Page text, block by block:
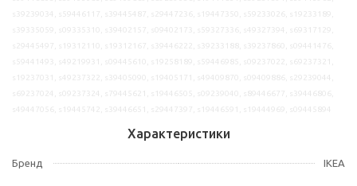
Характеристики
Бренд IKEA